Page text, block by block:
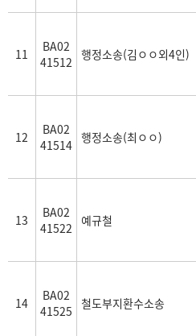
11
BA02
41512 행정소송(김ㅇㅇ외4인)
12
BA02
41514 행정소송(최ㅇㅇ)
13
BA02
41522
예규철
14
BA02
41525
철도부지환수소송